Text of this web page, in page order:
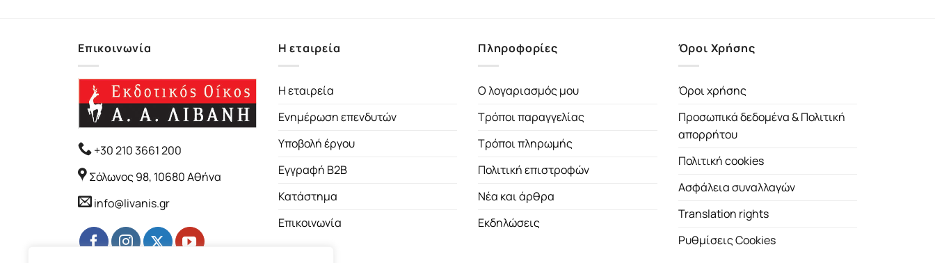
Επικοινωνία
+30 210 3661 200
Σόλωνος 98, 10680 Αθήνα
info@livanis.gr
Η εταιρεία
Η εταιρεία
Ενημέρωση επενδυτών
Υποβολή έργου
Εγγραφή B2B
Κατάστημα
Επικοινωνία
Πληροφορίες
Ο λογαριασμός μου
Τρόποι παραγγελίας
Τρόποι πληρωμής
Πολιτική επιστροφών
Νέα και άρθρα
Εκδηλώσεις
Όροι Χρήσης
Όροι χρήσης
Προσωπικά δεδομένα & Πολιτική
απορρήτου
Πολιτική cookies
Ασφάλεια συναλλαγών
Translation rights
Ρυθμίσεις Cookies